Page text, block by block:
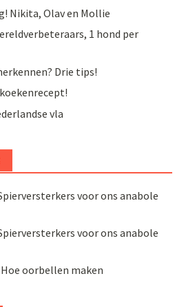
Nikita, Olav en Mollie
1 hond per
Drie tips!
vla
voor ons anabole
voor ons anabole
Hoe oorbellen maken